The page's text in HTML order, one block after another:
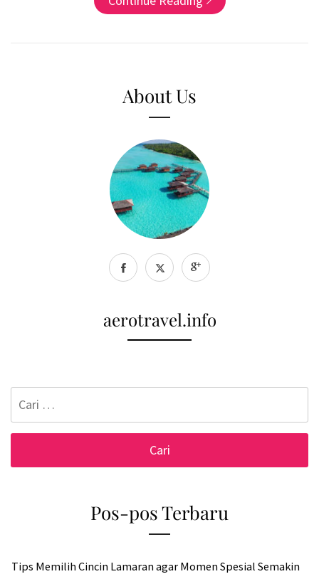
About Us
aerotravel.info
Pos-pos Terbaru
Tips Memilih Cincin Lamaran agar Momen Spesial Semakin